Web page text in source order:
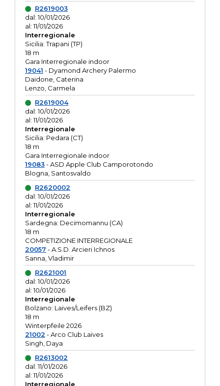
R2619003
dal: 10/01/2026
al: 11/01/2026
Interregionale
Sicilia: Trapani (TP)
18 m
Gara Interregionale indoor
19041 - Dyamond Archery Palermo
Daidone, Caterina
Lenzo, Carmela
R2619004
dal: 10/01/2026
al: 11/01/2026
Interregionale
Sicilia: Pedara (CT)
18 m
Gara Interregionale indoor
19083- ASD Apple Club Camporotondo
Blogna, Santosvaldo
R2620002
dal: 10/01/2026
al: 11/01/2026
Interregionale
Sardegna: Decimomannu (CA)
18 m
COMPETIZIONE INTERREGIONALE
20057 - A.S.D. Arcieri Ichnos
Sanna, Vladimir
R2621001
dal: 10/01/2026
al: 10/01/2026
Interregionale
Bolzano: Laives/Leifers (BZ)
18 m
Winterpfeile 2026
21002 - Arco Club Laives
Singh, Daya
R2613002
dal: 11/01/2026
al: 11/01/2026
Interregionale